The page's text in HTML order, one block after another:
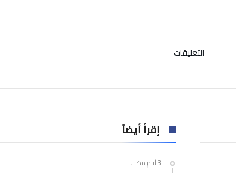
التعليقات
العمل
تكمن
في
المجموعة
إقرأ أيضاً